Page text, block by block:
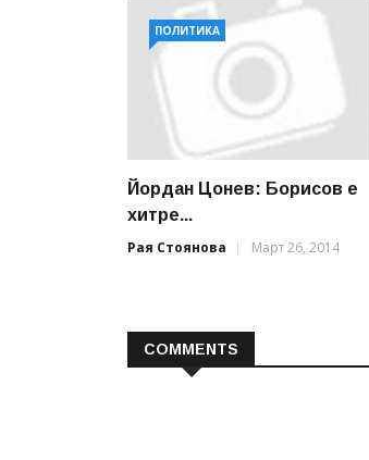
ПОЛИТИКА
Йордан Цонев: Борисов е
хитре...
Рая Стоянова
Март 26, 2014
COMMENTS